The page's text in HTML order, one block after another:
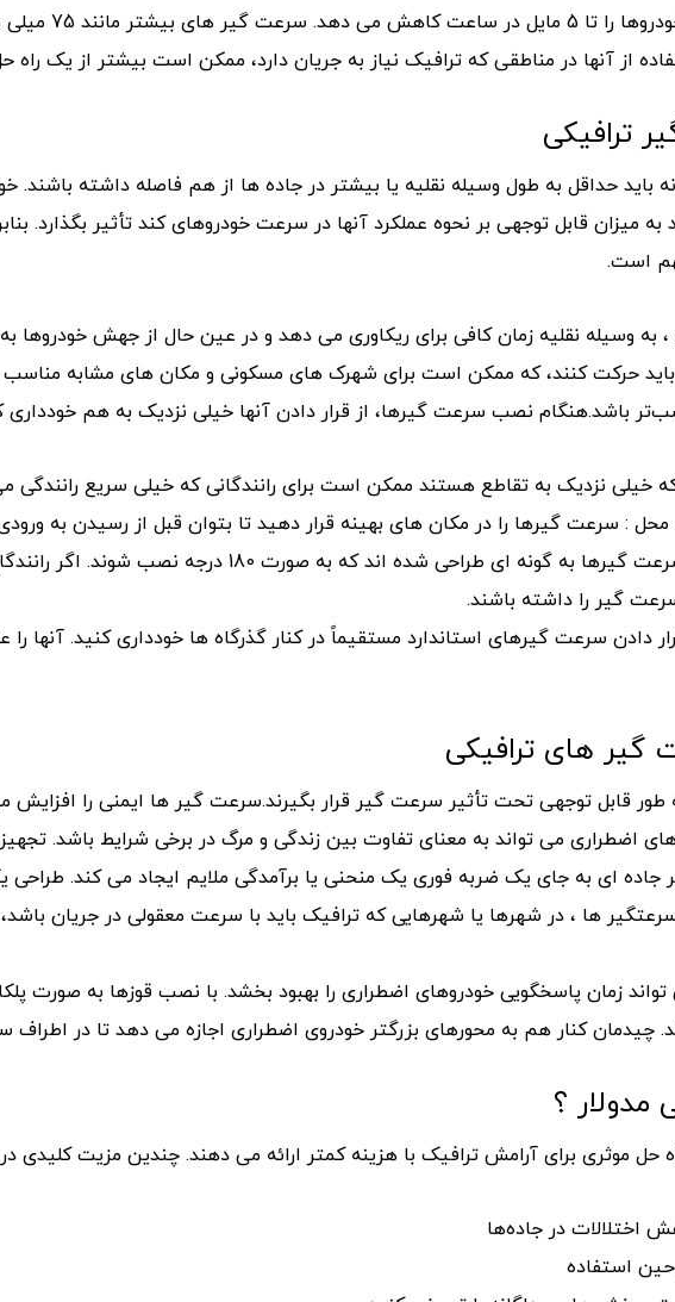
میلی متری با
از آنها در مناطقی که ترافیک نیاز به جریان دارد، ممکن است بیشتر از یک راه
ترافیکی
میزان قابل توجهی بر نحوه عملکرد آنها در سرعت خودروهای کند تأثیر بگذارد.
است.
به وسیله نقلیه زمان کافی برای ریکاوری می دهد و در عین حال از جهش
باید حرکت کنند، که ممکن است برای شهرک های مسکونی و مکان های مشابه
باشد.هنگام نصب سرعت گیرها، از قرار دادن آنها خیلی نزدیک به هم
خیلی نزدیک به تقاطع هستند ممکن است برای رانندگانی که خیلی سریع رانندگی
: سرعت گیرها را در مکان های بهینه قرار دهید تا بتوان قبل از رسیدن به
خم ها و گوشه ها : بیشتر سرعت گیرها به گونه ای
گیر را داشته باشند.
دادن سرعت گیرهای استاندارد مستقیماً در کنار گذرگاه ها خودداری کنید. آنها
گیر های ترافیکی
طور قابل توجهی تحت تأثیر سرعت گیر قرار بگیرند.سرعت گیر ها ایمنی را افزایش
اضطراری می تواند به معنای تفاوت بین زندگی و مرگ در برخی شرایط باشد.
ای به جای یک ضربه فوری یک منحنی یا برآمدگی ملایم ایجاد می کند.
ها ، در شهرها یا شهرهایی که ترافیک باید با سرعت معقولی در جریان
زمان پاسخگویی خودروهای اضطراری را بهبود بخشد. با نصب قوزها به صورت
چیدمان کنار هم به محورهای بزرگتر خودروی اضطراری اجازه می دهد تا در
مدولار ؟
حل موثری برای آرامش ترافیک با هزینه کمتر ارائه می دهند. چندین مزیت کلیدی
اختلالات در جاده‌ها
حین استفاده